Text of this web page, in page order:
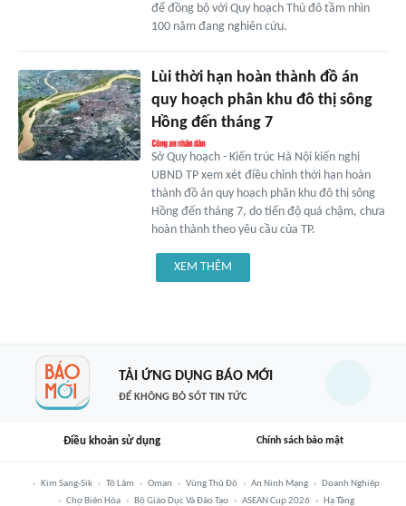
để đồng bộ với Quy hoạch Thủ đô tầm nhìn
100 năm đang nghiên cứu.
Lùi thời hạn hoàn thành đồ án
quy hoạch phân khu đô thị sông
Hồng đến tháng 7
Sở Quy hoạch - Kiến trúc Hà Nội kiến nghị
UBND TP xem xét điều chỉnh thời hạn hoàn
thành đồ án quy hoạch phân khu đô thị sông
Hồng đến tháng 7, do tiến độ quá chậm, chưa
hoàn thành theo yêu cầu của TP.
XEM THÊM
TẢI ỨNG DỤNG BÁO MỚI
ĐỂ KHÔNG BỎ SÓT TIN TỨC
Điều khoản sử dụng Chính sách bảo mật
Kim Sang-Sik Tô Lâm Oman Vùng Thủ Đô An Ninh Mạng
Doanh Nghiệp
Chợ Biên Hòa
Bộ Giáo Dục Và Đào Tạo ASEAN Cup 2026 Hạ Tầng